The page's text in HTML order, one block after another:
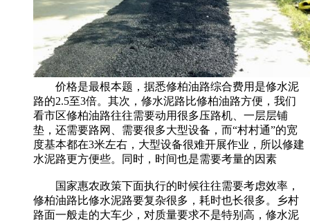
价格是最根本题，据悉修柏油路综合费用是修水泥
路的2.5至3倍。其次，修水泥路比修柏油路方便，我们
看市区修柏油路往往需要动用很多压路机、一层层铺
垫，还需要路网、需要很多大型设备，而“村村通”的宽
度基本都在3米左右，大型设备很难开展作业，所以修建
水泥路更方便些。同时，时间也是需要考量的因素
国家惠农政策下面执行的时候往往需要考虑效率，
修柏油路比修水泥路要复杂很多，耗时也长很多。乡村
路面一般走的大车少，对质量要求不是特别高，修水泥